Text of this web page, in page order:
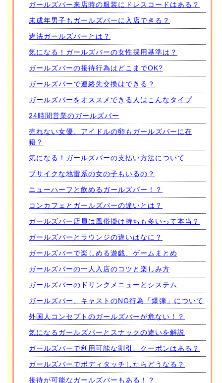
ガールズバー来店時の服装にドレスコードはある？
未成年男子もガールズバーに入店できる？
違法ガールズバーとは？
気になる！ガールズバーの女性採用基準は？
ガールズバーの接待行為はどこまでOK?
ガールズバーで連絡先交換はできる？
ガールズバーをオススメできる人はこんなタイプ
24時間営業のガールズバー
売れない女優、アイドルの卵もガールズバーに在
籍？
気になる！ガールズバーの支払い方法について
ブサイクな地雷系の女の子もいるの？
ニューハーフと飲めるガールズバー！？
コンカフェとガールズバーの違いとは？
ガールズバー店員は風俗掛け持ちも多いって本当？
ガールズバーとラウンジの違いはなに？
ガールズバーで楽しめる遊戯、ゲームまとめ
ガールズバーの一人入店のコツと楽しみ方
ガールズバーのドリンクメニューとシステム
ガールズバー、キャストのNG行為「爆弾」について
外国人コンセプトのガールズバーが危ない！？
気になるガールズバーとスナックの違いを解説
ガールズバーで利用可能な割引、クーポンはある？
ガールズバーでボディタッチしたらどうなる？
接待が可能なガールズバーもある！？